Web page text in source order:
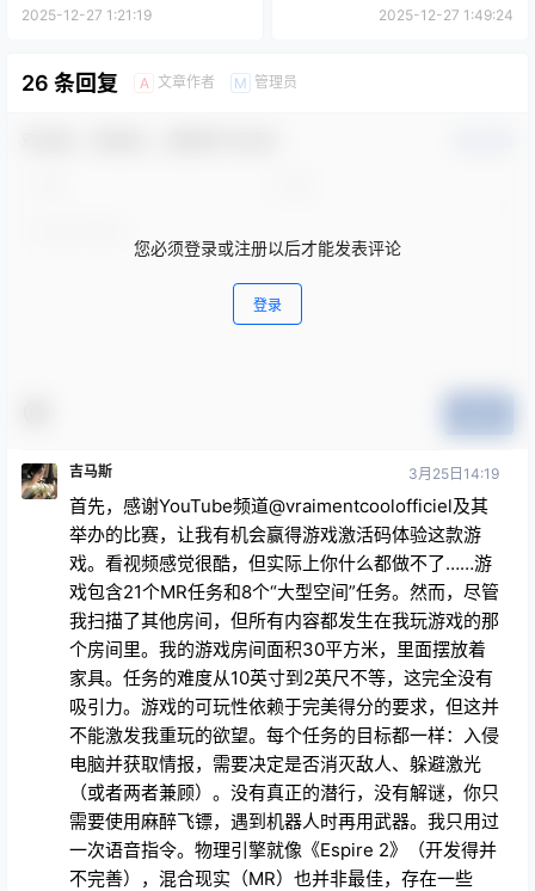
2025-12-27 1:21:19 2025-12-27 1:49:24
26 条回复 A 文章作者 M 管理员
您必须登录或注册以后才能发表评论
登录
吉马斯 3月25日14:19
首先，感谢YouTube频道@vraimentcoolofficiel及其
举办的比赛，让我有机会赢得游戏激活码体验这款游
戏。看视频感觉很酷，但实际上你什么都做不了……游
戏包含21个MR任务和8个“大型空间”任务。然而，尽管
我扫描了其他房间，但所有内容都发生在我玩游戏的那
个房间里。我的游戏房间面积30平方米，里面摆放着
家具。任务的难度从10英寸到2英尺不等，这完全没有
吸引力。游戏的可玩性依赖于完美得分的要求，但这并
不能激发我重玩的欲望。每个任务的目标都一样：入侵
电脑并获取情报，需要决定是否消灭敌人、躲避激光
（或者两者兼顾）。没有真正的潜行，没有解谜，你只
需要使用麻醉飞镖，遇到机器人时再用武器。我只用过
一次语音指令。物理引擎就像《Espire 2》（开发得并
不完善），混合现实（MR）也并非最佳，存在一些